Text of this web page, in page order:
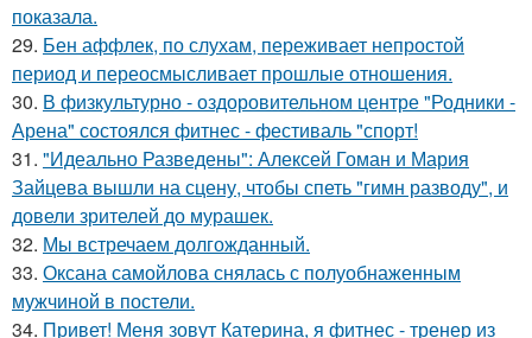
показала.
29. Бен аффлек, по слухам, переживает непростой
период и переосмысливает прошлые отношения.
30. В физкультурно - оздоровительном центре "Родники -
Арена" состоялся фитнес - фестиваль "спорт!
31. "Идеально Разведены": Алексей Гоман и Мария
Зайцева вышли на сцену, чтобы спеть "гимн разводу", и
довели зрителей до мурашек.
32. Мы встречаем долгожданный.
33. Оксана самойлова снялась с полуобнаженным
мужчиной в постели.
34. Привет! Меня зовут Катерина, я фитнес - тренер из